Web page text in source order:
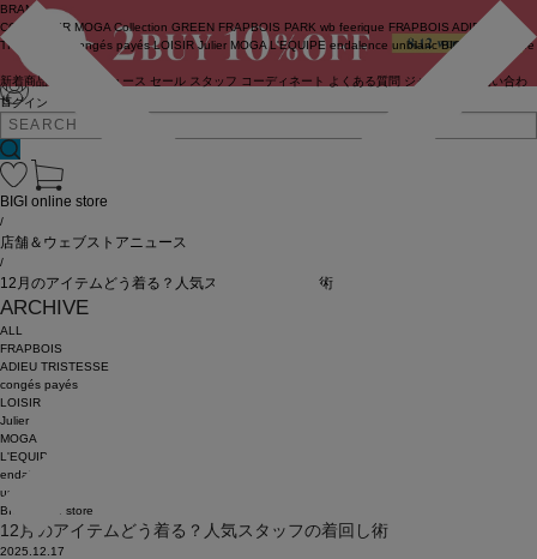
ログイン
BRAND
COUTURIER MOGA Collection GREEN FRAPBOIS PARK wb feerique FRAPBOIS ADIEU
TRISTESSE
congés payés LOISIR Julier MOGA L'EQUIPE endalence unbilanc BIGI online store
新着商品 ニュース セール スタッフ コーディネート よくある質問 ジャーナル
お問い合わ
せ
BIGI online store
/
店舗＆ウェブストアニュース
/
12月のアイテムどう着る？人気スタッフの着回し術
ARCHIVE
ALL
FRAPBOIS
ADIEU TRISTESSE
congés payés
LOISIR
Julier
MOGA
L'EQUIPE
endalence
unbilanc
BIGI online store
12月のアイテムどう着る？人気スタッフの着回し術
2025.12.17